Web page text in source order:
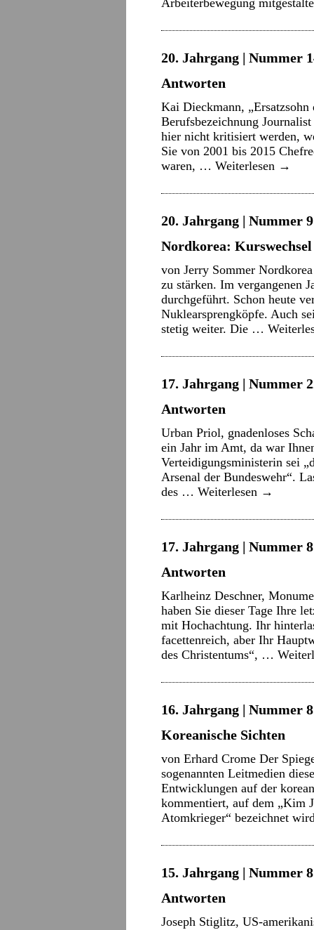
Arbeiterbewegung
20. Jahrgang | Nummer
Antworten
Kai Dieckmann,
Berufsbezeichnung
hier nicht kritisiert werden,
Sie von 2001 bis 2015
waren, … Weiterlesen →
20. Jahrgang | Nummer
Nordkorea:
von Jerry Sommer
zu stärken. Im vergangenen
durchgeführt. Schon heute
Nuklearsprengköpfe. Auch
stetig weiter. Die …
17. Jahrgang | Nummer
Antworten
Urban Priol, gnadenloses
ein Jahr im Amt, da war
Verteidigungsministerin sei
Arsenal der Bundeswehr“.
des … Weiterlesen →
17. Jahrgang | Nummer
Antworten
Karlheinz Deschner,
haben Sie dieser Tage Ihre
mit Hochachtung. Ihr
facettenreich, aber Ihr
des Christentums“, …
16. Jahrgang | Nummer
Koreanische Sichten
von Erhard Crome Der
sogenannten Leitmedien
Entwicklungen auf der
kommentiert, auf dem „Kim
Atomkrieger“ bezeichnet
15. Jahrgang | Nummer
Antworten
Joseph Stiglitz, US-